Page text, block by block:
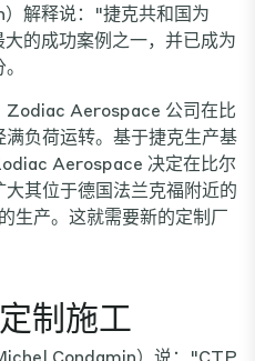
解释说："捷克共和国为
的成功案例之一，并已成为
Zodiac Aerospace 公司在比
负荷运转。基于捷克生产基
Aerospace 决定在比尔
其位于德国法兰克福附近的
生产。这就需要新的定制厂
制施工
Condamin）说："CTP